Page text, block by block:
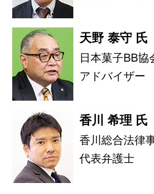
天野 泰守 氏
日本菓子BB協
アドバイザー
香川 希理 氏
香川総合法律
代表弁護士